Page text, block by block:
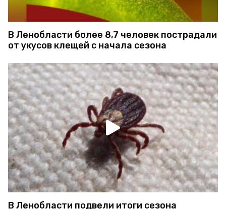
В Ленобласти более 8,7 человек пострадали
от укусов клещей с начала сезона
В Ленобласти подвели итоги сезона